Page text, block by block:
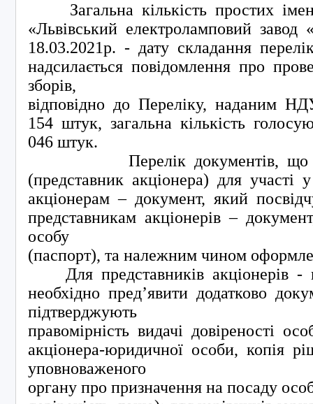
Загальна кількість простих
«Львівський електроламповий завод
18.03.2021р. - дату складання
надсилається повідомлення про
зборів,
відповідно до Переліку, наданим
154 штук, загальна кількість
046 штук.
Перелік документів, що
(представник акціонера) для участі
акціонерам – документ, який
представникам акціонерів –
особу
(паспорт), та належним чином
Для представників акціонерів -
необхідно пред’явити додатково
підтверджують
правомірність видачі довіреності
акціонера-юридичної особи, копія
уповноваженого
органу про призначення на посаду